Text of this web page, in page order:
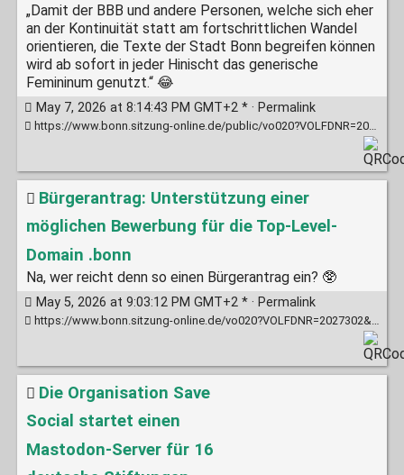
„Damit der BBB und andere Personen, welche sich eher
an der Kontinuität statt am fortschrittlichen Wandel
orientieren, die Texte der Stadt Bonn begreifen können
wird ab sofort in jeder Hinischt das generische
Femininum genutzt.“ 😂
May 7, 2026 at 8:14:43 PM GMT+2 * · Permalink
https://www.bonn.sitzung-online.de/public/vo020?VOLFDNR=2027430
Bürgerantrag: Unterstützung einer
möglichen Bewerbung für die Top-Level-
Domain .bonn
Na, wer reicht denn so einen Bürgerantrag ein? 🥸
May 5, 2026 at 9:03:12 PM GMT+2 * · Permalink
https://www.bonn.sitzung-online.de/vo020?VOLFDNR=2027302&refresh=false
Die Organisation Save
Social startet einen
Mastodon-Server für 16